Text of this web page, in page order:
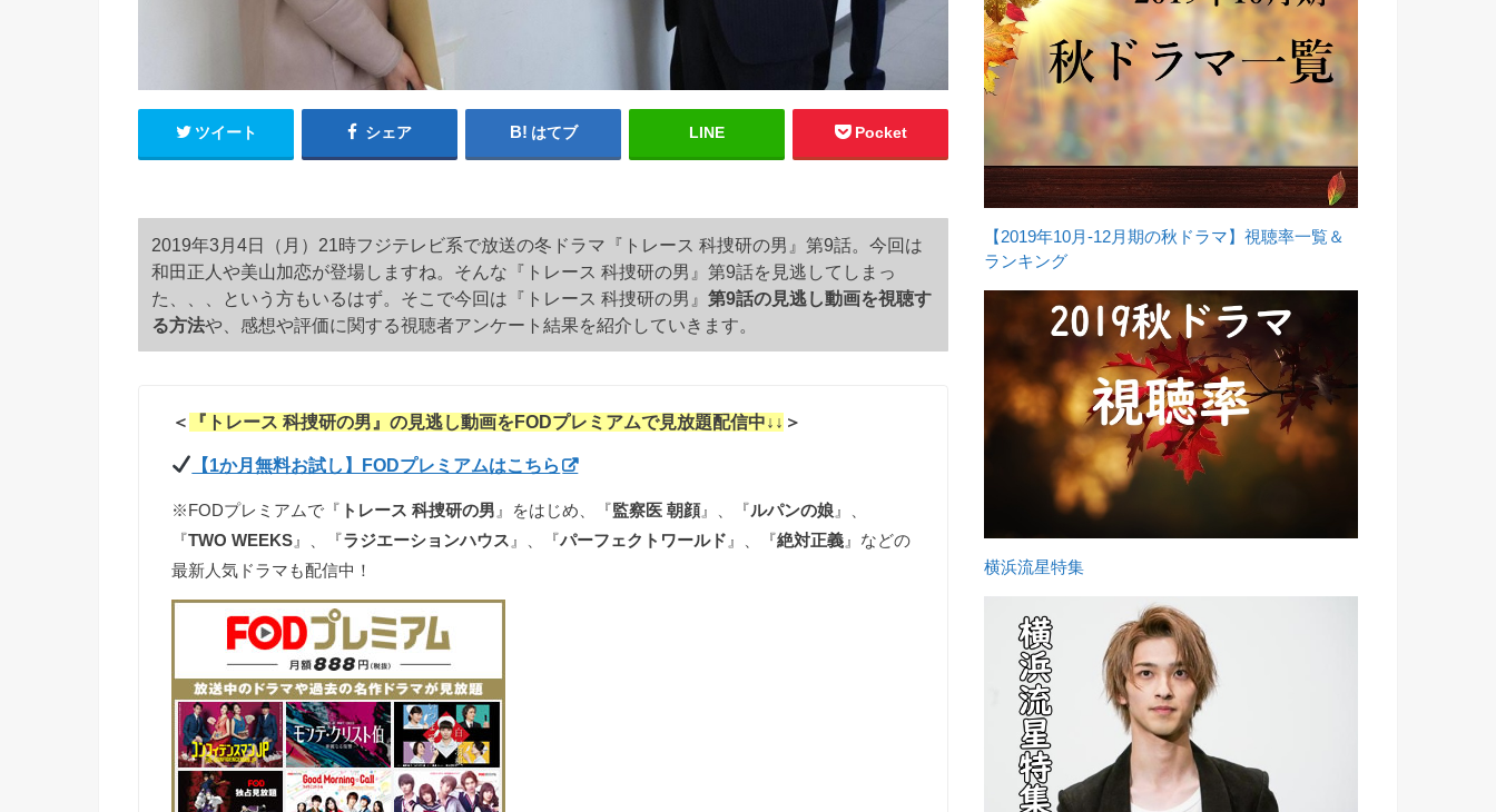
ツイート シェア はてブ LINE Pocket
2019年3月4日（月）21時フジテレビ系で放送の冬ドラマ『トレース 科捜研の男』第9話。今回は
和田正人や美山加恋が登場しますね。そんな『トレース 科捜研の男』第9話を見逃してしまっ
た、、、という方もいるはず。そこで今回は『トレース 科捜研の男』 第9話の見逃し動画を視聴す
る方法や、感想や評価に関する視聴者アンケート結果を紹介していきます。
＜ 『トレース 科捜研の男』の見逃し動画を FODプレミアムで見放題配信中↓↓ ＞
【1か月無料お試し】FODプレミアムはこちら
※FODプレミアムで『 トレース 科捜研の男 』をはじめ、『監察医 朝顔』、『ルパンの娘 』、
『TWO WEEKS 』、『ラジエーションハウス 』、『パーフェクトワールド 』、『絶対正義 』などの
最新人気ドラマも配信中！
【2019年10月-12月期の秋ドラマ】視聴率一覧＆
ランキング
横浜流星特集